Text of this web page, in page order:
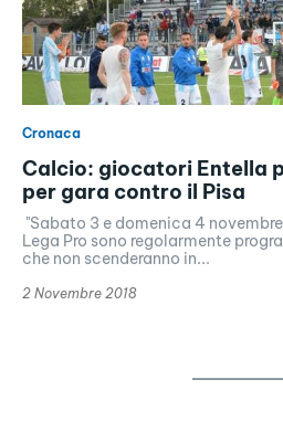
Cronaca
Calcio: giocatori Entella
per gara contro il Pisa
"Sabato 3 e domenica 4
Lega Pro sono regolarmente
che non scenderanno in...
2 Novembre 2018